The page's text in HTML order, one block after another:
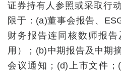
证券持有人参照或采取行
限于：(a)董事会报告、
财务报告连同核数师报
用）；(b)中期报告及中期
会议通知；(d)上市文件